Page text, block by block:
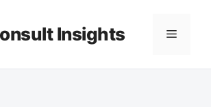
Insights 메